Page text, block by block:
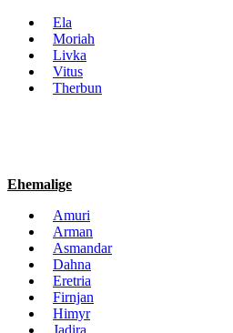
Ela
Moriah
Livka
Vitus
Therbun
Ehemalige
Amuri
Arman
Asmandar
Dahna
Eretria
Firnjan
Himyr
Jadira